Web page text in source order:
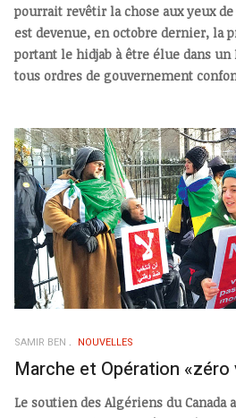
pourrait revêtir la chose aux yeux
est devenue, en octobre dernier, la
portant le hidjab à être élue dans un
tous ordres de gouvernement
SAMIR BEN NOUVELLES
Marche et Opération
Le soutien des Algériens du Canada